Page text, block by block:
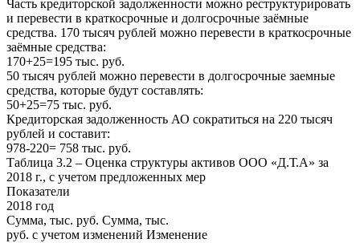
Часть кредиторской задолженности можно реструктурировать
и перевести в краткосрочные и долгосрочные заёмные
средства. 170 тысяч рублей можно перевести в краткосрочные
заёмные средства:
170+25=195 тыс. руб.
50 тысяч рублей можно перевести в долгосрочные заемные
средства, которые будут составлять:
50+25=75 тыс. руб.
Кредиторская задолженность АО сократиться на 220 тысяч
рублей и составит:
978-220= 758 тыс. руб.
Таблица 3.2 – Оценка структуры активов ООО «Д.Т.А» за
2018 г., с учетом предложенных мер
Показатели
2018 год
Сумма, тыс. руб. Сумма, тыс.
руб. с учетом изменений Изменение